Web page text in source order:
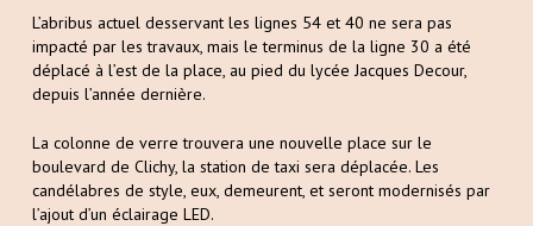
L’abribus actuel desservant les lignes 54 et 40 ne sera pas
impacté par les travaux, mais le terminus de la ligne 30 a été
déplacé à l’est de la place, au pied du lycée Jacques Decour,
depuis l’année dernière.
La colonne de verre trouvera une nouvelle place sur le
boulevard de Clichy, la station de taxi sera déplacée. Les
candélabres de style, eux, demeurent, et seront modernisés par
l’ajout d’un éclairage LED.